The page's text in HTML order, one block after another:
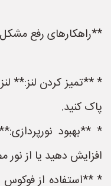
**راهکارهای رفع
* **تمیز کردن لنز:**
پاک کنید.
* **بهبود
افزایش دهید یا از نور
* **استفاده از